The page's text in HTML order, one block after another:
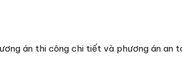
án thi công chi tiết và phương án